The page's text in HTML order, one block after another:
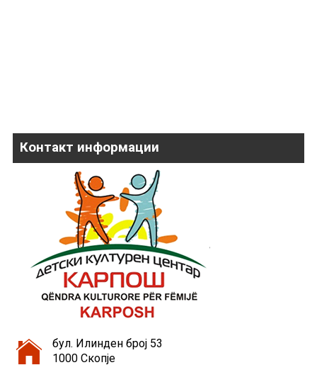
Контакт информации
бул. Илинден број 53
1000 Скопје